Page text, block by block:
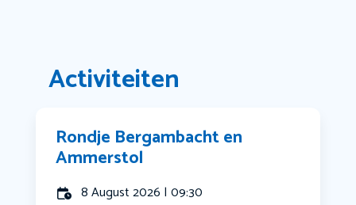
Activiteiten
Rondje Bergambacht en
Ammerstol
8 August 2026 | 09:30